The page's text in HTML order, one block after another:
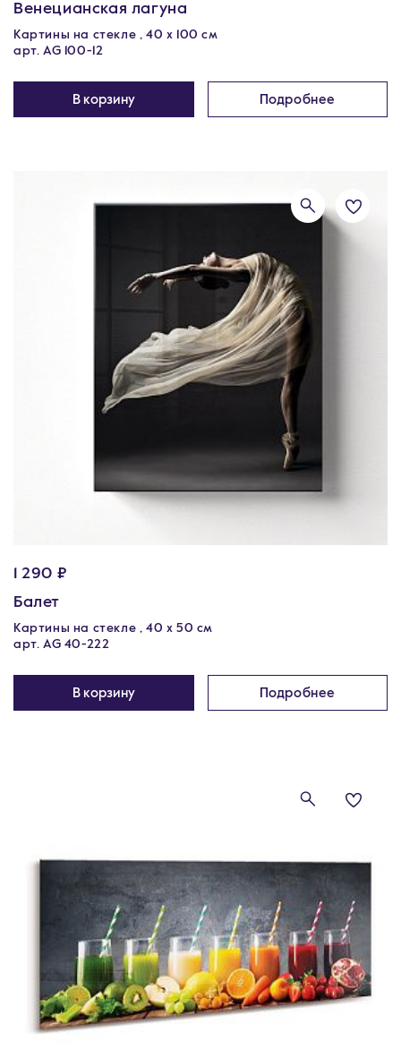
Венецианская лагуна
Картины на стекле , 40 x 100 см
арт. AG 100-12
В корзину Подробнее
1 290 ₽
Балет
Картины на стекле , 40 х 50 см
арт. AG 40-222
В корзину Подробнее